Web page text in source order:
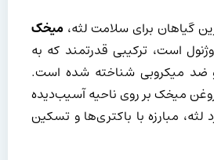
گیاهان برای سلامت لثه، میخک
است، ترکیبی قدرتمند که به
ضد میکروبی شناخته شده است.
میخک بر روی ناحیه آسیب‌دیده
لثه، مبارزه با باکتری‌ها و تسکین